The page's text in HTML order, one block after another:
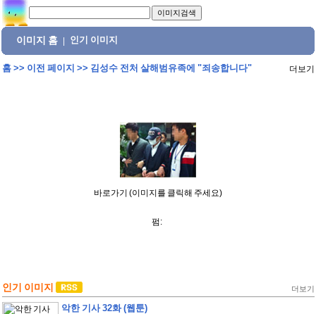
이미지 홈 인기 이미지
홈>> 이전 페이지 >> 김성수 전처 살해범유족에 "죄송합니다" 더보기
바로가기 (이미지를 클릭해 주세요)
펌:
인기 이미지 더보기
악한 기사 32화 (웹툰)